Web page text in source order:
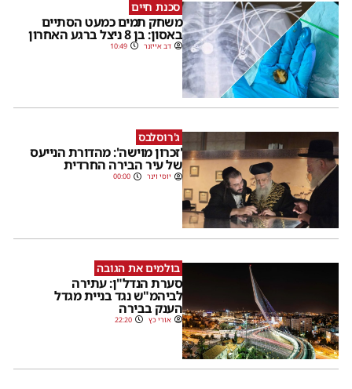
סכנת חיים
משחק תמים כמעט הסתיים
באסון: בן 8 ניצל ברגע האחרון
דב אייזנר 10:49
ג'רוסלבס
'זכרון מוישה': מהדורת הנייעס
של עיר הבירה החרדית
יוסי וינר 00:00
בולמים את הגובה
סערת הנדל"ן: עתירה
לביהמ"ש נגד בניית מגדל
הענק בבירה
אורי כץ 22:20